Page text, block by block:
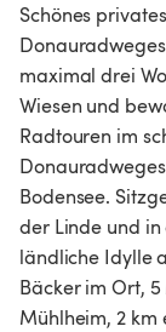
Schönes
maximal drei
Wiesen und
Radtouren im
Bodensee.
der Linde und
ländliche Idylle
Bäcker im Ort,
Mühlheim, 2 km